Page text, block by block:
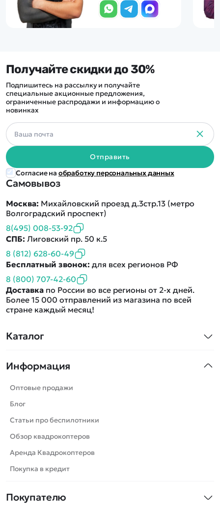
Каталог
Машинки
Танки
Вертолеты
Катера
Роботы
Самолеты
Сборные модели
Спецтехника
Информация
Оптовые продажи
Блог
Статьи про беспилотники
Обзор квадрокоптеров
Аренда Квадрокоптеров
Покупка в кредит
Покупателю
Самовывоз
Москва: Михайловский проезд д.3стр.13 (метро
Волгоградский проспект)
8(495) 008-53-92
СПБ: Лиговский пр. 50 к.5
8 (812) 628-60-49
Бесплатный звонок: для всех регионов РФ
8 (800) 707-42-60
Доставка по России во все регионы от 2-х дней.
Более 15 000 отправлений из магазина по всей
стране каждый месяц!
Получайте скидки до 30%
Подпишитесь на рассылку и получайте
специальные акционные предложения,
ограниченные распродажи и информацию о
новинках
Отправить
Согласие на обработку персональных данных